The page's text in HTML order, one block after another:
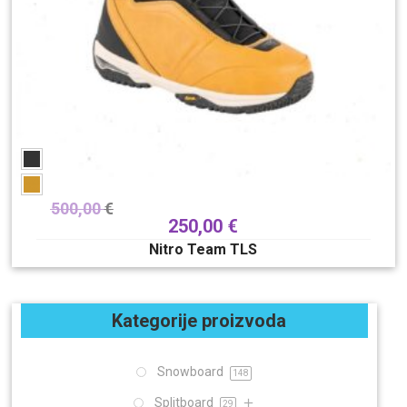
500,00€
250,00 €
Nitro Team TLS
Kategorije proizvoda
Snowboard 148
Splitboard 29